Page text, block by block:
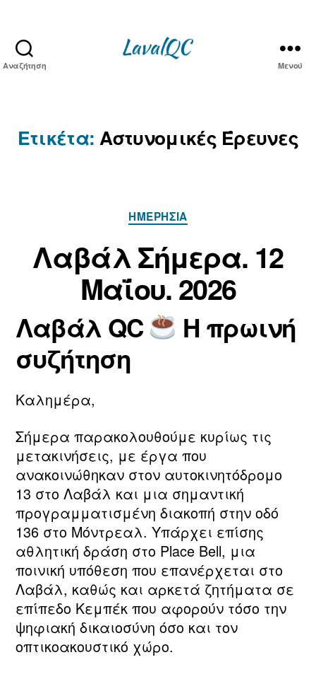
Αναζήτηση Μενού
Ετικέτα: Αστυνομικές Έρευνες
Κατηγορίες
ΗΜΕΡΉΣΙΑ
Λαβάλ Σήμερα. 12
Μαΐου. 2026
Συντάκτης
άρθρου
Α
ό
τ
ο
ν/
τ
η
Ημ.
δημοσίευσης
2
Μ
α
ΐ
ο
υ
Λαβάλ QC
Η πρωινή
συζήτηση
Καλημέρα,
Σήμερα παρακολουθούμε κυρίως τις
μετακινήσεις, με έργα που
ανακοινώθηκαν στον αυτοκινητόδρομο
13 στο Λαβάλ και μια σημαντική
προγραμματισμένη διακοπή στην οδό
136 στο Μόντρεαλ. Υπάρχει επίσης
αθλητική δράση στο Place Bell, μια
ποινική υπόθεση που επανέρχεται στο
Λαβάλ, καθώς και αρκετά ζητήματα σε
επίπεδο Κεμπέκ που αφορούν τόσο την
ψηφιακή δικαιοσύνη όσο και τον
οπτικοακουστικό χώρο.